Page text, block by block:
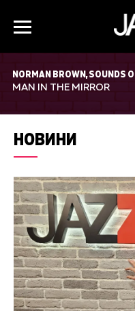
NORMAN BROWN, SOUNDS
MAN IN THE MIRROR
НОВИНИ